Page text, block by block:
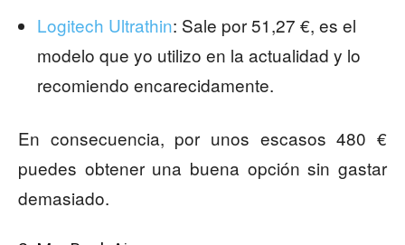
Logitech Ultrathin: Sale por 51,27 €, es el
modelo que yo utilizo en la actualidad y lo
recomiendo encarecidamente.
En consecuencia, por unos escasos 480 €
puedes obtener una buena opción sin gastar
demasiado.